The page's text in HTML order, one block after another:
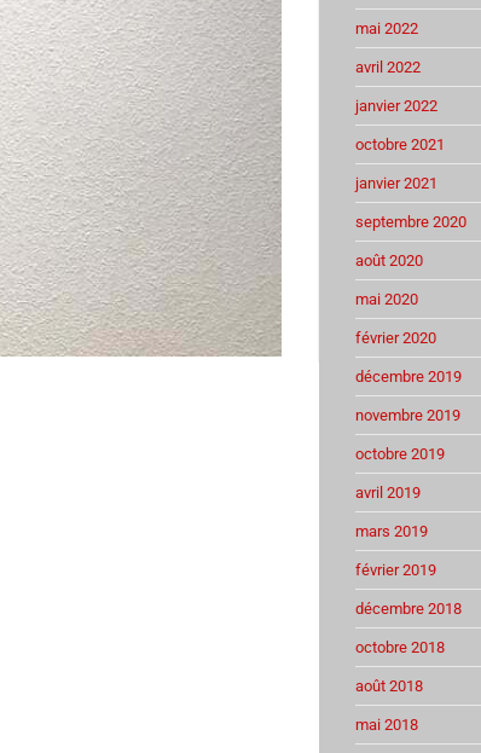
mai 2022
avril 2022
janvier 2022
octobre 2021
janvier 2021
septembre 2020
août 2020
mai 2020
février 2020
décembre 2019
novembre 2019
octobre 2019
avril 2019
mars 2019
février 2019
décembre 2018
octobre 2018
août 2018
mai 2018